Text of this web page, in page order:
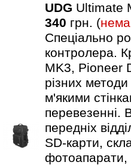
UDG Ultimate
340 грн. (
Спеціально
контролера.
MK3, Pioneer
різних
м'якими
перевезенні.
передніх
SD-карти,
фотоапарати,